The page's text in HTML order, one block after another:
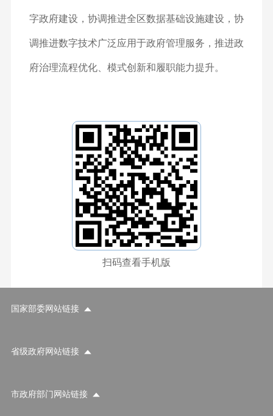
字政府建设，协调推进全区数据基础设施建设，协
调推进数字技术广泛应用于政府管理服务，推进政
府治理流程优化、模式创新和履职能力提升。
扫码查看手机版
国家部委网站链接
省级政府网站链接
市政府部门网站链接